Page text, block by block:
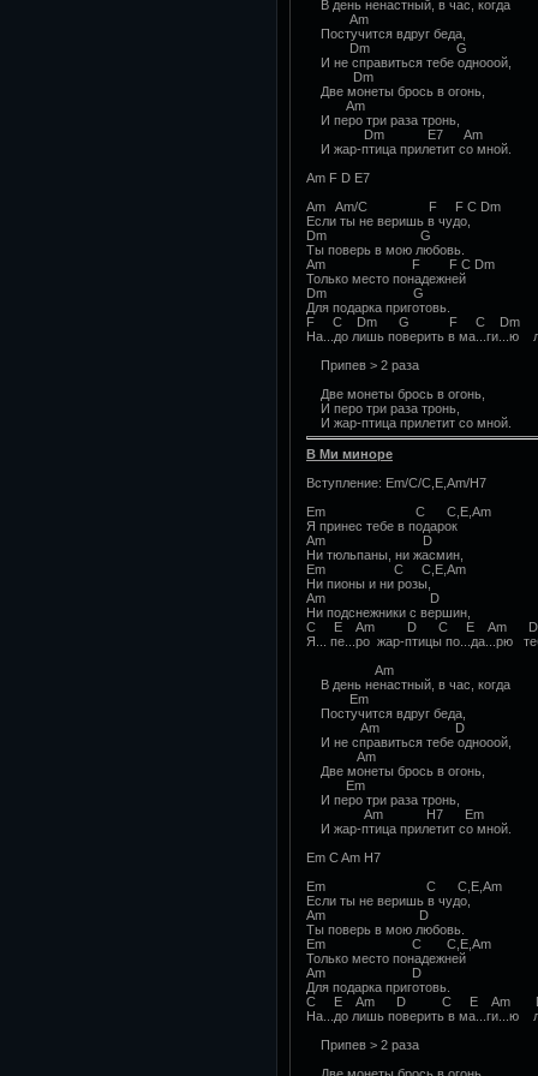
В день ненастный, в час, когда
Am
Постучится вдруг беда,
Dm G
И не справиться тебе одноooй,
Dm
Две монеты брось в огонь,
Am
И перо три раза тронь,
Dm E7 Am
И жар-птица прилетит со мной.
Am F D E7
Am Am/C F F C Dm
Если ты не веришь в чудо,
Dm G
Ты поверь в мою любовь.
Am F F C Dm
Только место понадежней
Dm G
Для подарка приготовь.
F C Dm G F C Dm
На...до лишь поверить в ма...ги...ю
Припев > 2 раза
Две монеты брось в огонь,
И перо три раза тронь,
И жар-птица прилетит со мной.
В Ми миноре
Вступление: Еm/C/С,E,Am/H7
Em C С,E,Am
Я принес тебе в подарок
Am D
Ни тюльпаны, ни жасмин,
Em C С,E,Am
Ни пионы и ни розы,
Am D
Ни подснежники с вершин,
C E Am D C E Am D
Я... пе...ро жар-птицы по...да...рю
Am
В день ненастный, в час, когда
Em
Постучится вдруг беда,
Am D
И не справиться тебе одноooй,
Am
Две монеты брось в огонь,
Em
И перо три раза тронь,
Am H7 Em
И жар-птица прилетит со мной.
Em C Am H7
Em C С,E,Am
Если ты не веришь в чудо,
Am D
Ты поверь в мою любовь.
Em C С,E,Am
Только место понадежней
Am D
Для подарка приготовь.
C E Am D C E Am
На...до лишь поверить в ма...ги...ю
Припев > 2 раза